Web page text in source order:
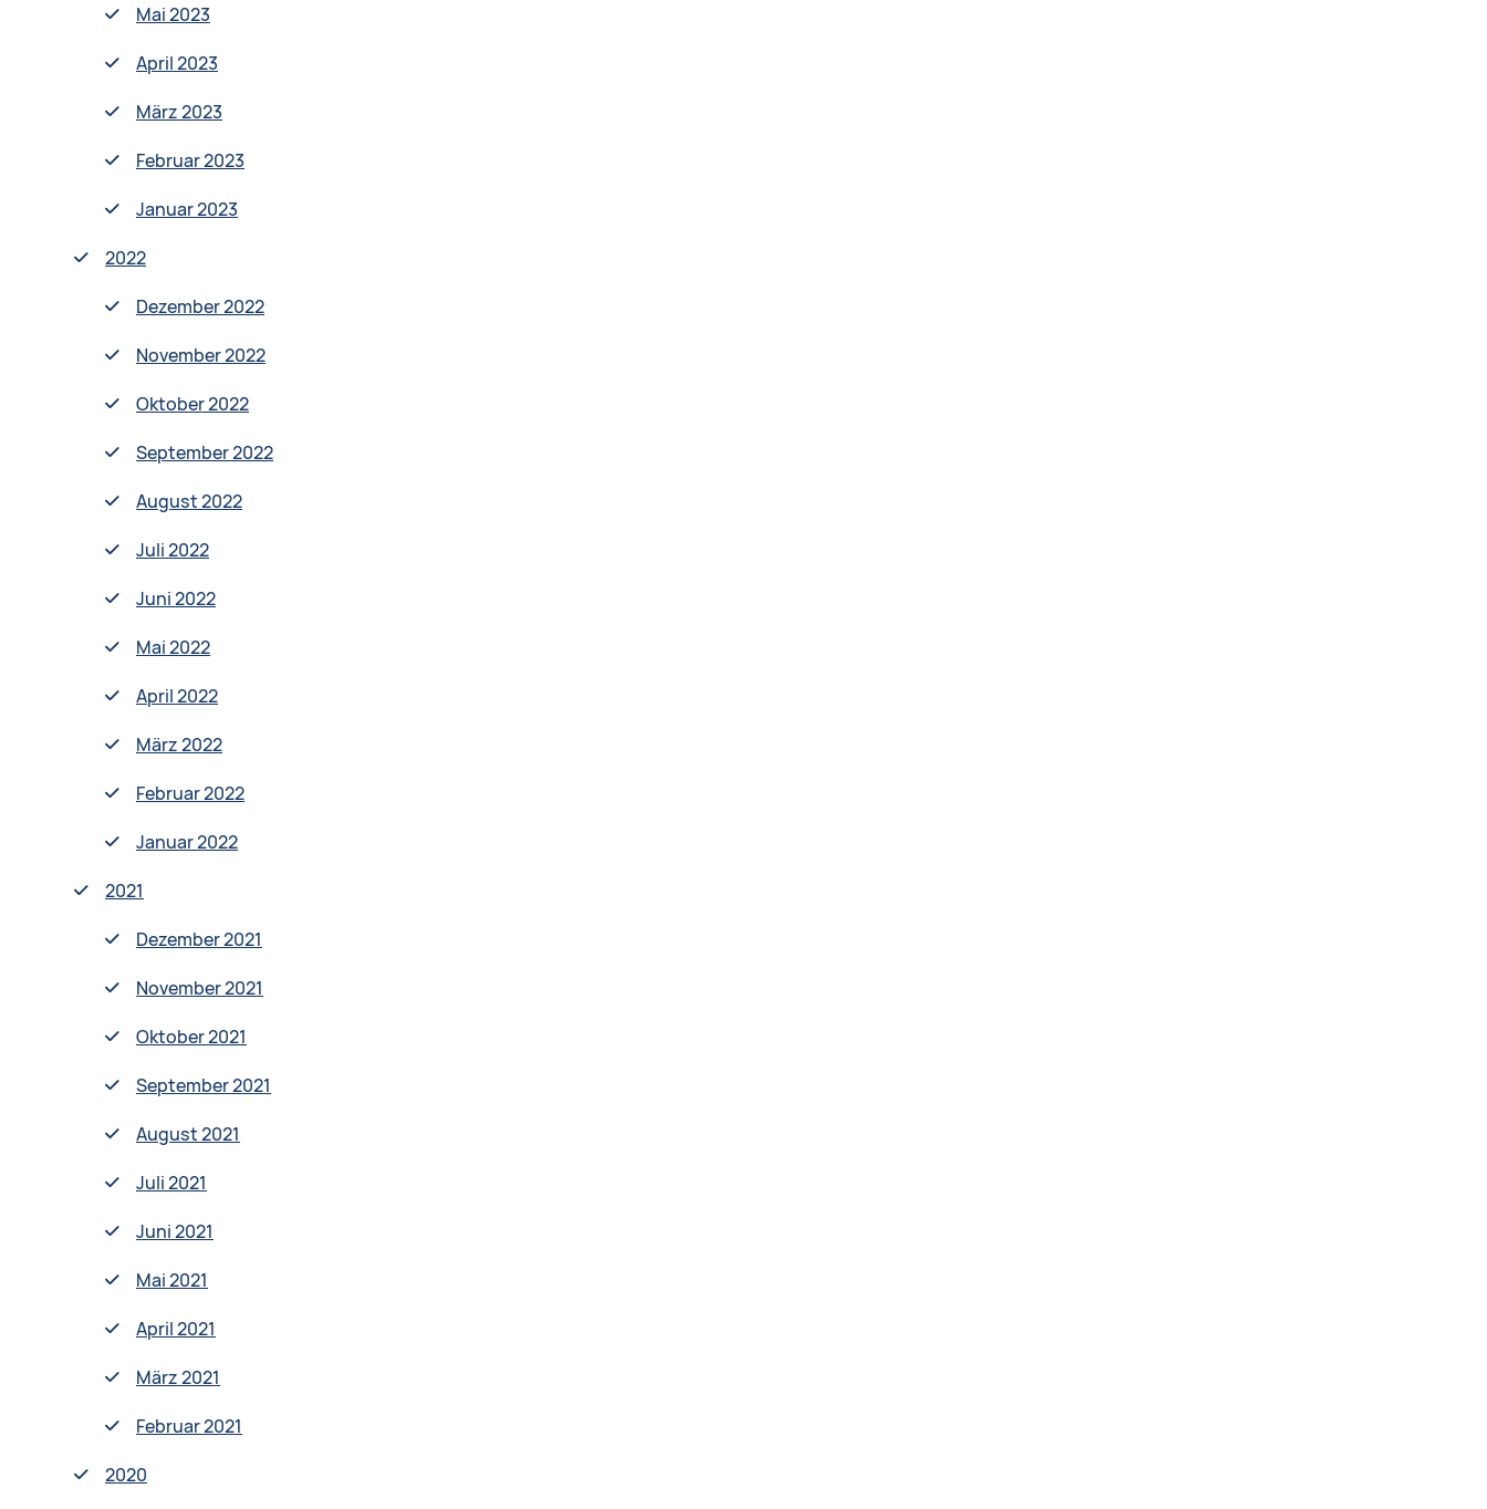
Mai 2023
April 2023
März 2023
Februar 2023
Januar 2023
2022
Dezember 2022
November 2022
Oktober 2022
September 2022
August 2022
Juli 2022
Juni 2022
Mai 2022
April 2022
März 2022
Februar 2022
Januar 2022
2021
Dezember 2021
November 2021
Oktober 2021
September 2021
August 2021
Juli 2021
Juni 2021
Mai 2021
April 2021
März 2021
Februar 2021
2020